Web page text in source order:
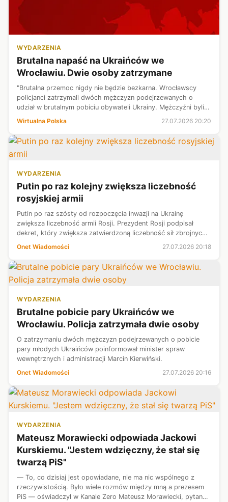
WYDARZENIA
Brutalna napaść na Ukraińców we
Wrocławiu. Dwie osoby zatrzymane
"Brutalna przemoc nigdy nie będzie bezkarna. Wrocławscy
policjanci zatrzymali dwóch mężczyzn podejrzewanych o
udział w brutalnym pobiciu obywateli Ukrainy. Mężczyźni byli
notowani" - przekazał w mediach społecznościowych Marcin
Wirtualna Polska 27.07.2026 20:20
WYDARZENIA
Putin po raz kolejny zwiększa liczebność
rosyjskiej armii
Putin po raz szósty od rozpoczęcia inwazji na Ukrainę
zwiększa liczebność armii Rosji. Prezydent Rosji podpisał
dekret, który zwiększa zatwierdzoną liczebność sił zbrojnych
do 2 mln 426 tys. 130 osób.
Onet Wiadomości 27.07.2026 20:18
WYDARZENIA
Brutalne pobicie pary Ukraińców we
Wrocławiu. Policja zatrzymała dwie osoby
O zatrzymaniu dwóch mężczyzn podejrzewanych o pobicie
pary młodych Ukraińców poinformował minister spraw
wewnętrznych i administracji Marcin Kierwiński.
Onet Wiadomości
27.07.2026 20:16
WYDARZENIA
Mateusz Morawiecki odpowiada Jackowi
Kurskiemu. "Jestem wdzięczny, że stał się
twarzą PiS"
— To, co dzisiaj jest opowiadane, nie ma nic wspólnego z
rzeczywistością. Było wiele rozmów między mną a prezesem
PiS — oświadczył w Kanale Zero Mateusz Morawiecki, pytany